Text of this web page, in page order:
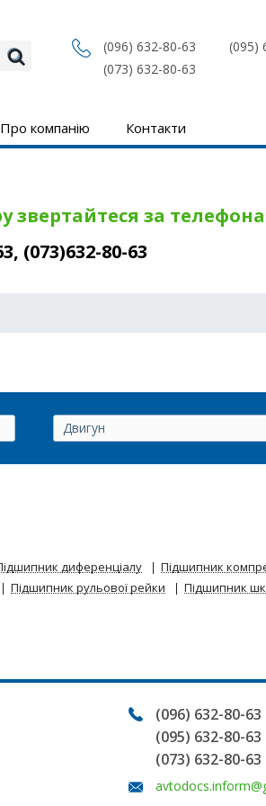
(096) 632-80-63
(095)
(073) 632-80-63
Про компанію Контакти
звертайтеся за
(073)632-80-63
диференціалу Підшипник
Підшипник рульової рейки
Підшипник
(096) 632-80-63
(095) 632-80-63
(073) 632-80-63